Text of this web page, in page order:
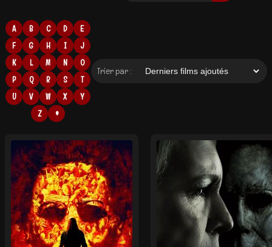
A B C D
E
F
G H I
J
K
L M N
O
P
Q R S
T
U
V W X
Y
Z
#
Trier par :